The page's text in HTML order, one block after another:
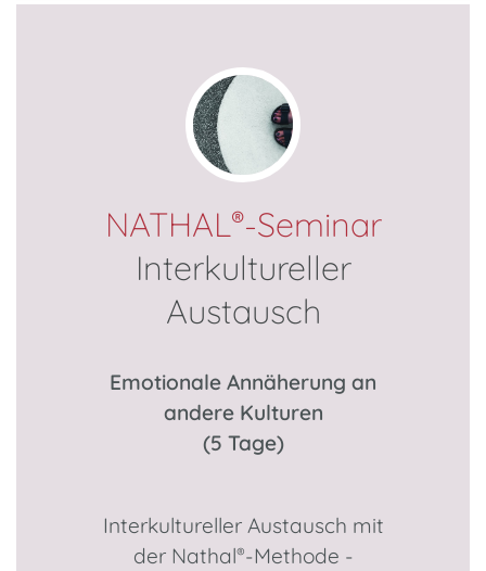
NATHAL®-Seminar
Interkultureller
Austausch
Emotionale Annäherung an
andere Kulturen
(5 Tage)
Interkultureller Austausch mit
der Nathal®-Methode -